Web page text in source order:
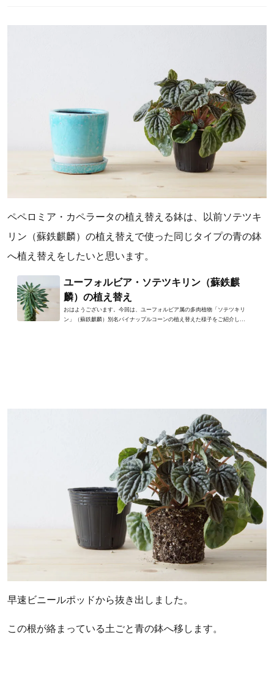
ペペロミア・カペラータの植え替える鉢は、以前ソテツキ
リン（蘇鉄麒麟）の植え替えで使った同じタイプの青の鉢
へ植え替えをしたいと思います。
ユーフォルビア・ソテツキリン（蘇鉄麒
麟）の植え替え
おはようございます。今回は、ユーフォルビア属の多肉植物「ソテツキリ
ン」（蘇鉄麒麟）別名パイナップルコーンの植え替えた様子をご紹介しま
早速ビニールポッドから抜き出しました。
この根が絡まっている土ごと青の鉢へ移します。